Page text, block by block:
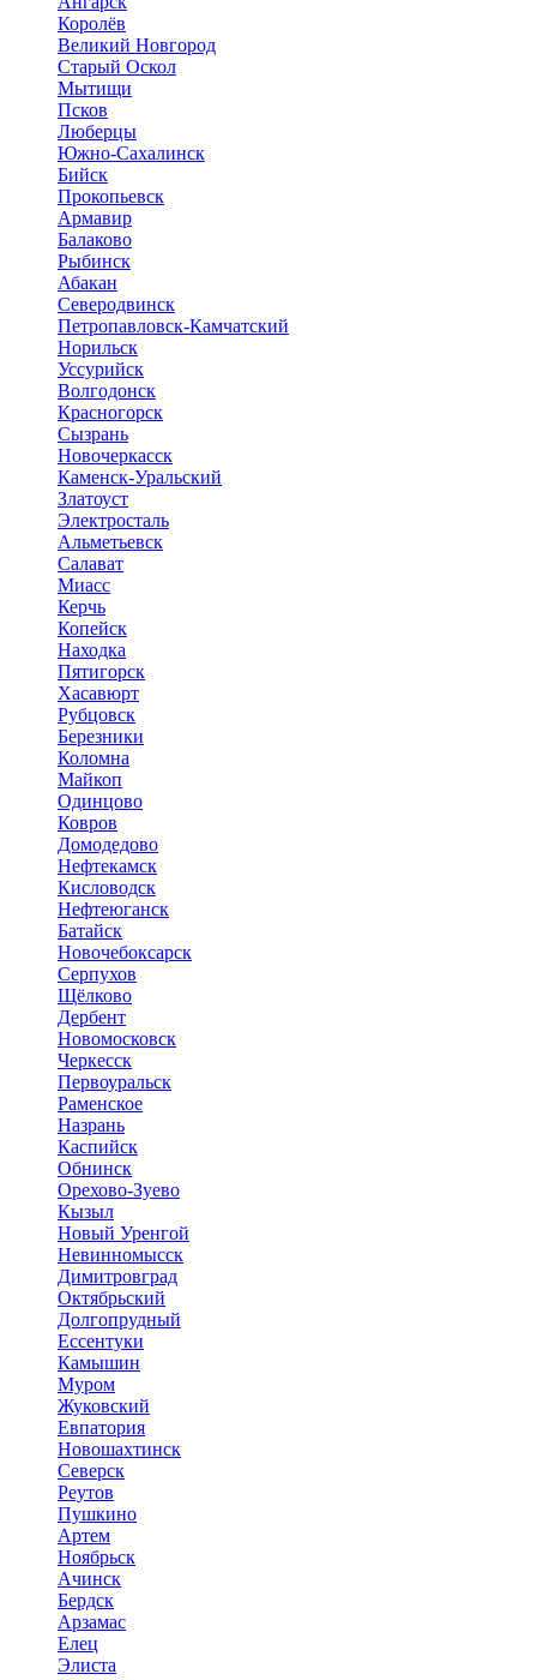
Королёв
Великий Новгород
Старый Оскол
Мытищи
Псков
Люберцы
Южно-Сахалинск
Бийск
Прокопьевск
Армавир
Балаково
Рыбинск
Абакан
Северодвинск
Петропавловск-Камчатский
Норильск
Уссурийск
Волгодонск
Красногорск
Сызрань
Новочеркасск
Каменск-Уральский
Златоуст
Электросталь
Альметьевск
Салават
Миасс
Керчь
Копейск
Находка
Пятигорск
Хасавюрт
Рубцовск
Березники
Коломна
Майкоп
Одинцово
Ковров
Домодедово
Нефтекамск
Кисловодск
Нефтеюганск
Батайск
Новочебоксарск
Серпухов
Щёлково
Дербент
Новомосковск
Черкесск
Первоуральск
Раменское
Назрань
Каспийск
Обнинск
Орехово-Зуево
Кызыл
Новый Уренгой
Невинномысск
Димитровград
Октябрьский
Долгопрудный
Ессентуки
Камышин
Муром
Жуковский
Евпатория
Новошахтинск
Северск
Реутов
Пушкино
Артем
Ноябрьск
Ачинск
Бердск
Арзамас
Елец
Элиста